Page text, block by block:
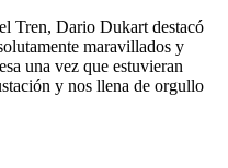
Tren, Dario Dukart destacó
maravillados y
una vez que estuvieran
y nos llena de orgullo